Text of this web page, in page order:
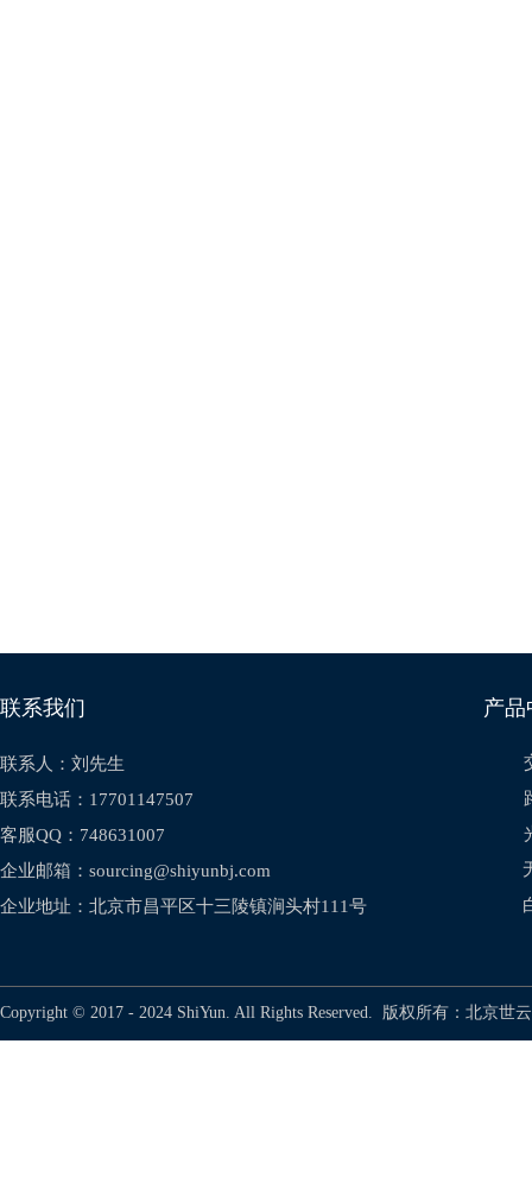
联系人：刘先生
联系电话： 17701147507
客服QQ：748631007
企业邮箱：sourcing@shiyunbj.com
企业地址： 北京市昌平区十三陵镇涧头村111号
联系我们 产品中心
Copyright © 2017 - 2024 ShiYun. All Rights Reserved. 版权所有：北京